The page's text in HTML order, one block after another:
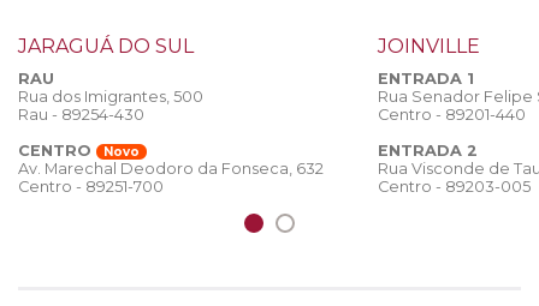
JARAGUÁ DO SUL
RAU
Rua dos Imigrantes, 500
Rau - 89254-430
CENTRO
Novo
Av. Marechal Deodoro da Fonseca, 632
Centro - 89251-700
JOINVILLE
ENTRADA 1
Rua Senador
Centro - 89201-440
ENTRADA 2
Rua Visconde de
Centro - 89203-005